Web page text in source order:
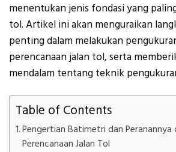
menentukan jenis fondasi yang
tol. Artikel ini akan menguraikan
penting dalam melakukan
perencanaan jalan tol, serta
mendalam tentang teknik
Table of Contents
Pengertian Batimetri dan Peranannya
Perencanaan Jalan Tol